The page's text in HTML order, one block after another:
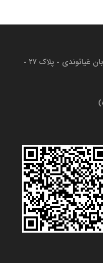
آدرس: تهران استاد معین - خیابان غیاثوندی - پلاک ۲۷ -